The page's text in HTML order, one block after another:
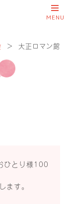
＞ 大正ロマン館
ひとり様100
す。